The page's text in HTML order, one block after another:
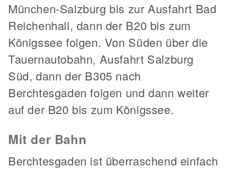
München-Salzburg bis zur Ausfahrt Bad
Reichenhall, dann der B20 bis zum
Königssee folgen. Von Süden über die
Tauernautobahn, Ausfahrt Salzburg
Süd, dann der B305 nach
Berchtesgaden folgen und dann weiter
auf der B20 bis zum Königssee.
Mit der Bahn
Berchtesgaden ist überraschend einfach